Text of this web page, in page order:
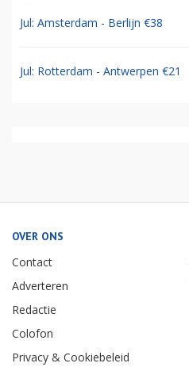
Jul: Amsterdam - Berlijn €38
Jul: Rotterdam - Antwerpen €21
OVER ONS
Contact
Adverteren
Redactie
Colofon
Privacy & Cookiebeleid